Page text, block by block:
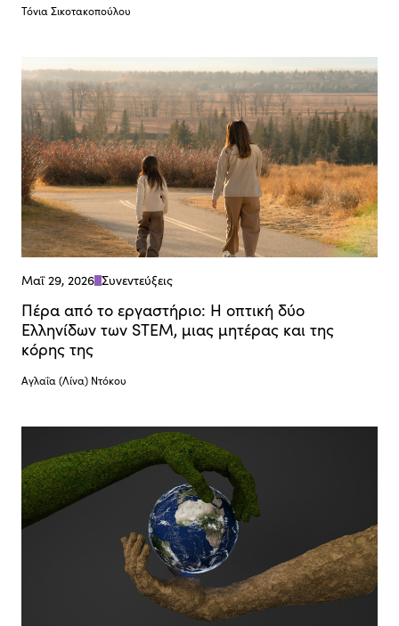
Τόνια Σικοτακοπούλου
Μαΐ 29, 2026 Συνεντεύξεις
Πέρα από το εργαστήριο: Η οπτική δύο
Ελληνίδων των STΕM, μιας μητέρας και της
κόρης της
Αγλαΐα (Λίνα) Ντόκου